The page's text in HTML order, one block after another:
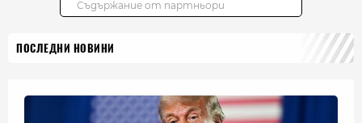
ПОСЛЕДНИ НОВИНИ